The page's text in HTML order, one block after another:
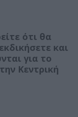
ότι θα
και
για το
Κεντρική